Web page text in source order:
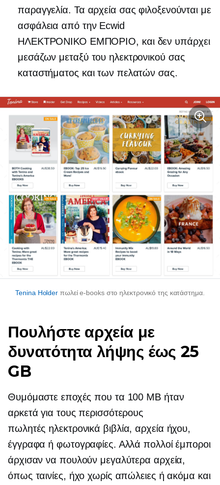
παραγγελία. Τα αρχεία σας φιλοξενούνται με
ασφάλεια από την Ecwid
ΗΛΕΚΤΡΟΝΙΚΟ ΕΜΠΟΡΙΟ, και δεν υπάρχει
μεσάζων μεταξύ του ηλεκτρονικού σας
καταστήματος και των πελατών σας.
Tenina Holder πωλείe-booksστο ηλεκτρονικό της κατάστημα.
Πουλήστε αρχεία με
δυνατότητα λήψης έως 25
GB
Θυμόμαστε εποχές που τα 100 MB ήταν
αρκετά για τους περισσότερους
πωλητές ηλεκτρονικά βιβλία, αρχεία ήχου,
έγγραφα ή φωτογραφίες. Αλλά πολλοί έμποροι
άρχισαν να πουλούν μεγαλύτερα αρχεία,
όπως ταινίες, ήχο χωρίς απώλειες ή ακόμα και